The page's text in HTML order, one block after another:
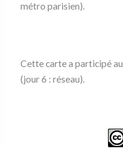
métro parisien).
Cette carte a participé au
(jour 6 : réseau).